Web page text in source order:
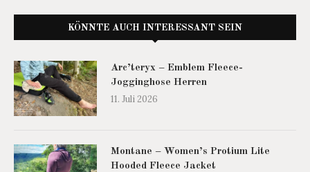
KÖNNTE AUCH INTERESSANT SEIN
Arc’teryx – Emblem Fleece-
Jogginghose Herren
11. Juli 2026
Montane – Women’s Protium Lite
Hooded Fleece Jacket